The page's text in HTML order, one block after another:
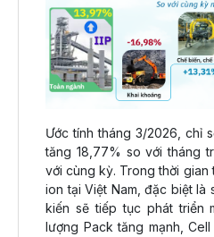
Ước tính tháng 3/2026, chỉ
tăng 18,77% so với tháng
với cùng kỳ. Trong thời gian
ion tại Việt Nam, đặc biệt là
kiến sẽ tiếp tục phát triển
lượng Pack tăng mạnh,